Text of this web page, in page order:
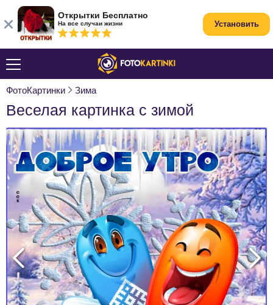
ФотоКартинки Зима
Веселая картинка с зимой
Открытки Бесплатно
На все случаи жизни Установить